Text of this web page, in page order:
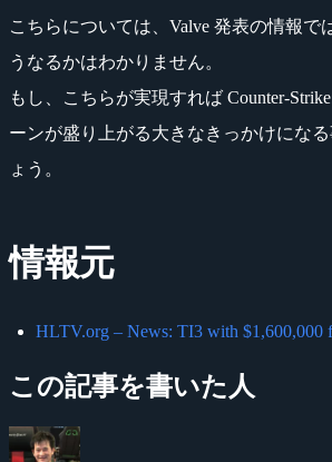
こちらについては、Valve 発表の情報で
うなるかはわかりません。
もし、こちらが実現すれば Counter-
ーンが盛り上がる大きなきっかけにな
ょう。
情報元
HLTV.org – News: TI3 with $1,600,000
この記事を書いた人